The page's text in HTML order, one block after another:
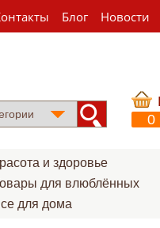
Блог Новости
0
и здоровье
для влюблённых
для дома